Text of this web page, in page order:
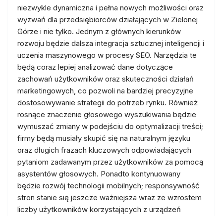
niezwykle dynamiczna i pełna nowych możliwości oraz
wyzwań dla przedsiębiorców działających w Zielonej
Górze i nie tylko. Jednym z głównych kierunków
rozwoju będzie dalsza integracja sztucznej inteligencji i
uczenia maszynowego w procesy SEO. Narzędzia te
będą coraz lepiej analizować dane dotyczące
zachowań użytkowników oraz skuteczności działań
marketingowych, co pozwoli na bardziej precyzyjne
dostosowywanie strategii do potrzeb rynku. Również
rosnące znaczenie głosowego wyszukiwania będzie
wymuszać zmiany w podejściu do optymalizacji treści;
firmy będą musiały skupić się na naturalnym języku
oraz długich frazach kluczowych odpowiadających
pytaniom zadawanym przez użytkowników za pomocą
asystentów głosowych. Ponadto kontynuowany
będzie rozwój technologii mobilnych; responsywność
stron stanie się jeszcze ważniejsza wraz ze wzrostem
liczby użytkowników korzystających z urządzeń